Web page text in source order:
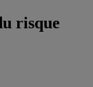
risque